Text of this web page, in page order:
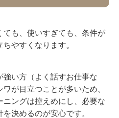
も、使いすぎても、条件が
やすくなります。
い方（よく話すお仕事な
が目立つことが多いため、
ニングは控えめにし、必要な
決めるのが安心です。